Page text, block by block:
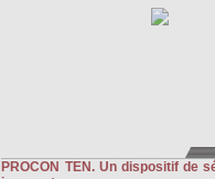
PROCON TEN. Un dispositif de